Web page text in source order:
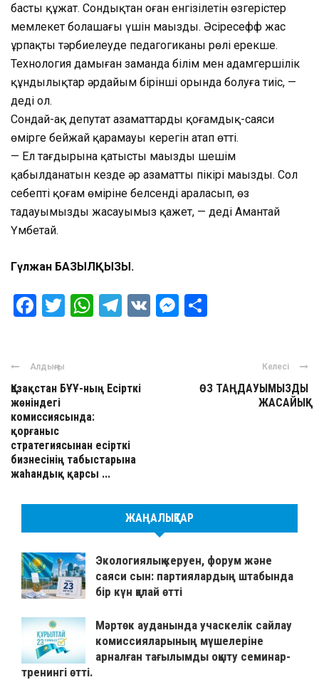
басты құжат. Сондықтан оған енгізілетін өзгерістер
мемлекет болашағы үшін маңызды. Әсіресефф жас
ұрпақты тәрбиелеуде педагогиканың рөлі ерекше.
Технология дамыған заманда білім мен адамгершілік
құндылықтар әрдайым бірінші орында болуға тиіс, —
деді ол.
Сондай-ақ депутат азаматтардың қоғамдық-саяси
өмірге бейжай қарамауы керегін атап өтті.
— Ел тағдырына қатысты маңызды шешім
қабылданатын кезде әр азаматтың пікірі маңызды. Сол
себепті қоғам өміріне белсенді араласып, өз
таңдауымызды жасауымыз қажет, — деді Амантай
Үмбетай.
Гүлжан БАЗЫЛҚЫЗЫ.
Facebook
Twitter
WhatsApp
Telegram
VK Messenger
Алдыңғы
Қазақстан БҰҰ-ның Есірткі
жөніндегі
комиссиясында:
қорғаныс
стратегиясынан есірткі
бизнесінің табыстарына
жаһандық қарсы ...
Келесі
ӨЗ ТАҢДАУЫМЫЗДЫ
ЖАСАЙЫҚ!
ЖАҢАЛЫҚТАР
Экологиялық керуен, форум және
саяси сын: партиялардың штабында
бір күн қалай өтті
Мәртөк ауданында учаскелік сайлау
комиссияларының мүшелеріне
арналған тағылымды оқыту семинар-
тренингі өтті.